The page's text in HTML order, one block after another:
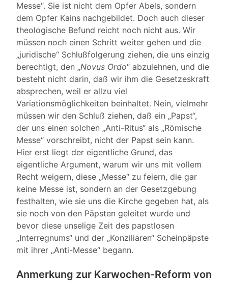
Messe“. Sie ist nicht dem Opfer Abels, sondern
dem Opfer Kains nachgebildet. Doch auch dieser
theologische Befund reicht noch nicht aus. Wir
müssen noch einen Schritt weiter gehen und die
„juridische“ Schlußfolgerung ziehen, die uns einzig
berechtigt, den „Novus Ordo“ abzulehnen, und die
besteht nicht darin, daß wir ihm die Gesetzeskraft
absprechen, weil er allzu viel
Variationsmöglichkeiten beinhaltet. Nein, vielmehr
müssen wir den Schluß ziehen, daß ein „Papst“,
der uns einen solchen „Anti-Ritus“ als „Römische
Messe“ vorschreibt, nicht der Papst sein kann.
Hier erst liegt der eigentliche Grund, das
eigentliche Argument, warum wir uns mit vollem
Recht weigern, diese „Messe“ zu feiern, die gar
keine Messe ist, sondern an der Gesetzgebung
festhalten, wie sie uns die Kirche gegeben hat, als
sie noch von den Päpsten geleitet wurde und
bevor diese unselige Zeit des papstlosen
„Interregnums“ und der „Konziliaren“ Scheinpäpste
mit ihrer „Anti-Messe“ begann.
Anmerkung zur Karwochen-Reform von